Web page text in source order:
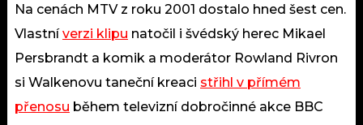
Na cenách MTV z roku 2001 dostalo hned šest cen.
Vlastníverzi klipu natočil i švédský herec Mikael
Persbrandt a komik a moderátor Rowland Rivron
si Walkenovu taneční kreaci střihl v přímém
přenosu během televizní dobročinné akce BBC